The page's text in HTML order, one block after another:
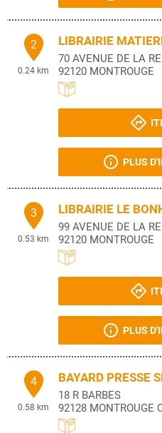
2
0.24 km
LIBRAIRIE
70 AVENUE DE LA
92120 MONTROUGE
PLUS
3
0.53 km
LIBRAIRIE LE
99 AVENUE DE LA
92120 MONTROUGE
PLUS
4
0.58 km
BAYARD PRESSE
18 R BARBES
92128 MONTROUGE